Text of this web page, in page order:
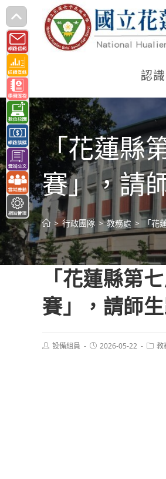
跳
轉
至
主
要
內
容
認
「花蓮縣
賽」，請
> 行政團隊 > 教務處 > 「花
「花蓮縣第
賽」，請師
Post設備組員
Post2026-05-22
Post教